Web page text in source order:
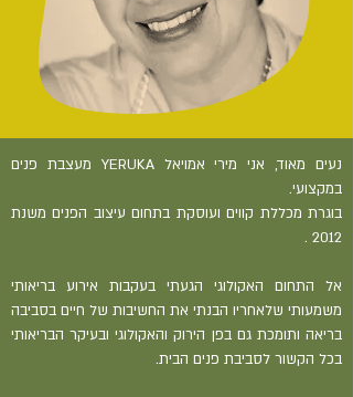
נעים מאוד, אני מירי אמויאל YERUKA מעצבת פנים
במקצועי.
בוגרת מכללת קווים ועוסקת בתחום עיצוב הפנים משנת
2012 .
אל התחום האקולוגי הגעתי בעקבות אירוע בריאותי
משמעותי שלאחריו הבנתי את החשיבות של חיים בסביבה
בריאה ותומכת גם בפן הירוק והאקולוגי ובעיקר הבריאותי
בכל הקשור לסביבת פנים הבית.